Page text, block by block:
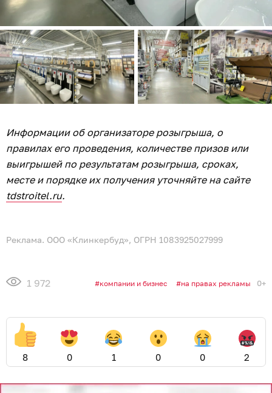
Информации об организаторе розыгрыша, о
правилах его проведения, количестве призов или
выигрышей по результатам розыгрыша, сроках,
месте и порядке их получения уточняйте на сайте
tdstroitel.ru.
Реклама. ООО «Клинкербуд», ОГРН 1083925027999
1 972 компании и бизнес на правах рекламы 0+
8 0 1 0 0 2